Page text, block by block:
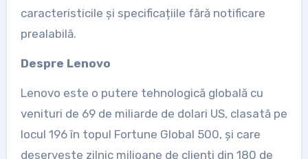
caracteristicile și specificațiile fără notificare
prealabilă.
Despre Lenovo
Lenovo este o putere tehnologică globală cu
venituri de 69 de miliarde de dolari US, clasată pe
locul 196 în topul Fortune Global 500, și care
deservește zilnic milioane de clienți din 180 de